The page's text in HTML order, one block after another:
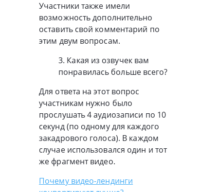
Участники также имели
возможность дополнительно
оставить свой комментарий по
этим двум вопросам.
3. Какая из озвучек вам
понравилась больше всего?
Для ответа на этот вопрос
участникам нужно было
прослушать 4 аудиозаписи по 10
секунд (по одному для каждого
закадрового голоса). В каждом
случае использовался один и тот
же фрагмент видео.
Почему видео-лендинги